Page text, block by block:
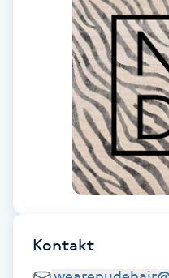
Gelenaglar
Gellack med förstärkning
Gravidmassage
Kontakt